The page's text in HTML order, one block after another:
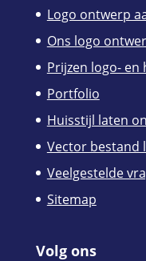
Logo ontwerp
Ons logo
Prijzen logo-
Portfolio
Huisstijl laten
Vector bestand
Veelgestelde
Sitemap
Volg ons